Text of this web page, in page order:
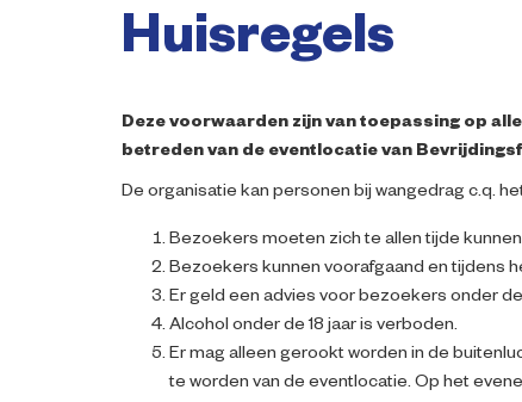
Huisregels
Deze voorwaarden zijn van toepassing op
betreden van de eventlocatie van
De organisatie kan personen bij wangedrag c.q.
Bezoekers moeten zich te allen tijde
Bezoekers kunnen voorafgaand en tijdens
Er geld een advies voor bezoekers onder
Alcohol onder de 18 jaar is verboden.
Er mag alleen gerookt worden in de
te worden van de eventlocatie. Op het